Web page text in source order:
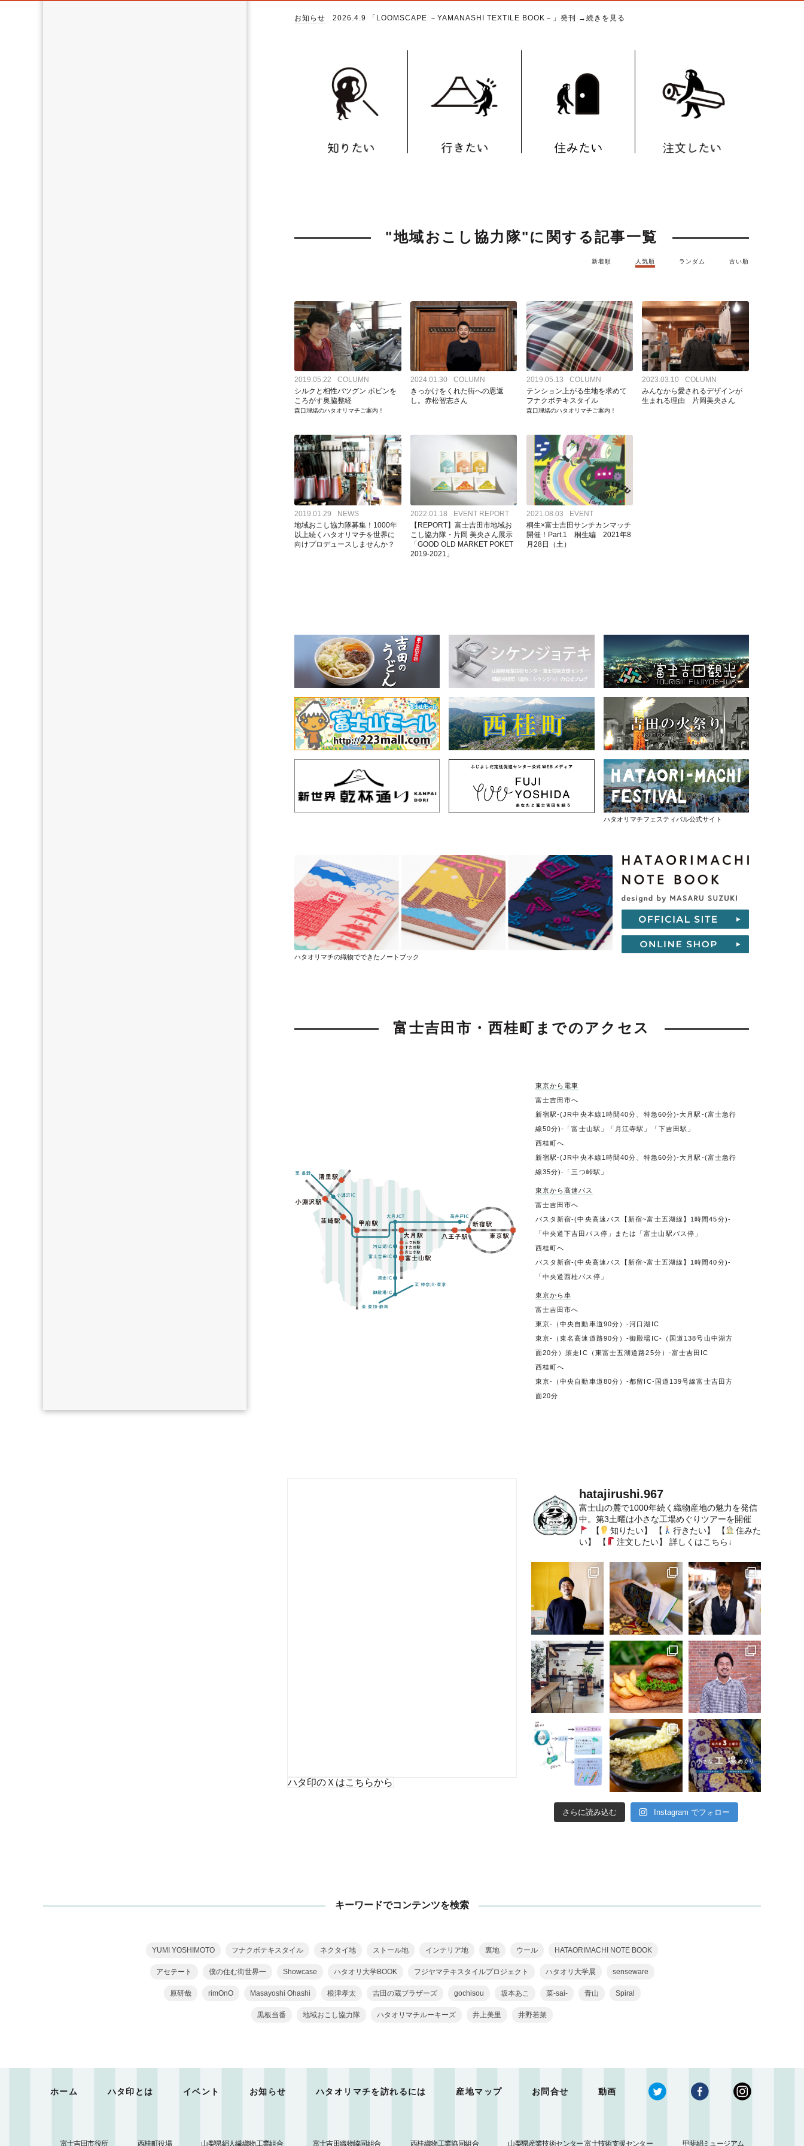
お知らせ 2026.4.9 「LOOMSCAPE －YAMANASHI TEXTILE BOOK－」発刊 →続きを見る
山梨ハタオリ産地の歴史 山梨ハタオリ産地の織物の特徴 織物ができるまでの工程
｜MOVIE｜産地のすてきな動画を集めました 産地に関わるひとたちによるコラムです ハタ印とは
｜MOVIE｜織物にまつわる工場見学の動画集 産地のイベントのお知らせ / 過去のイベントレポート ハタオリマチまでのアクセス
織物に関する求人情報はこちら 織物に関するインターン情報はこちら 起業、移住のお手伝いが出来る助成金情報はこちら
初めて織物を注文する方の基礎知識 山梨県絹人繊織物工業組合
"地域おこし協力隊"に関する記事一覧
新着順 人気順 ランダム 古い順
2019.05.22
COLUMN
シルクと相性バツグン ボビンを
ころがす奥脇整経
森口理緒のハタオリマチご案内！
2024.01.30
COLUMN
きっかけをくれた街への恩返
し。赤松智志さん
2019.05.13
COLUMN
テンション上がる生地を求めて
フナクボテキスタイル
森口理緒のハタオリマチご案内！
2023.03.10
COLUMN
みんなから愛されるデザインが
生まれる理由 片岡美央さん
2019.01.29
NEWS
地域おこし協力隊募集！1000年
以上続くハタオリマチを世界に
向けプロデュースしませんか？
2022.01.18
EVENT REPORT
【REPORT】富士吉田市地域お
こし協力隊・片岡 美央さん展示
「GOOD OLD MARKET POKET
2019-2021」
2021.08.03
EVENT
桐生×富士吉田サンチカンマッチ
開催！Part.1 桐生編 2021年8
月28日（土）
ハタオリマチフェスティバル公式サイト
ハタオリマチの織物でできたノートブック
富士吉田市・西桂町までのアクセス
東京から電車
富士吉田市へ
新宿駅-(JR中央本線1時間40分、特急60分)-大月駅-(富士急行
線50分)-「富士山駅」「月江寺駅」「下吉田駅」
西桂町へ
新宿駅-(JR中央本線1時間40分、特急60分)-大月駅-(富士急行
線35分)-「三つ峠駅」
東京から高速バス
富士吉田市へ
バスタ新宿-(中央高速バス【新宿~富士五湖線】1時間45分)-
「中央道下吉田バス停」または「富士山駅バス停」
西桂町へ
バスタ新宿-(中央高速バス【新宿~富士五湖線】1時間40分)-
「中央道西桂バス停」
東京から車
富士吉田市へ
東京-（中央自動車道90分）-河口湖IC
東京-（東名高速道路90分）-御殿場IC-（国道138号山中湖方
面20分）須走IC（東富士五湖道路25分）-富士吉田IC
西桂町へ
東京-（中央自動車道80分）-都留IC-国道139号線富士吉田方
面20分
ハタ印のＸはこちらから
hatajirushi.967
富士山の麓で1000年続く織物産地の魅力を発信
中。第3土曜は小さな工場めぐりツアーを開催
【
知りたい】 【 行きたい】 【
住みた
い】
【 注文したい】 詳しくはこちら↓
さらに読み込む Instagram でフォロー
キーワードでコンテンツを検索
YUMI YOSHIMOTO フナクボテキスタイル ネクタイ地 ストール地 インテリア地 裏地 ウール HATAORIMACHI NOTE BOOK
アセテート 僕の住む街世界一 Showcase ハタオリ大学BOOK フジヤマテキスタイルプロジェクト ハタオリ大学展 senseware
原研哉 rimOnO Masayoshi Ohashi 根津孝太 吉田の蔵ブラザーズ gochisou 坂本あこ 菜-sai- 青山 Spiral
黒板当番 地域おこし協力隊 ハタオリマチルーキーズ 井上美里 井野若菜
ホーム ハタ印とは イベント お知らせ ハタオリマチを訪れるには 産地マップ お問合せ 動画
富士吉田市役所 西桂町役場 山梨県絹人繊織物工業組合 富士吉田織物協同組合 西桂織物工業協同組合 山梨県産業技術センター 富士技術支援センター 甲斐絹ミュージアム